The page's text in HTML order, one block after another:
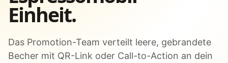
Einheit.
Das Promotion-Team verteilt leere, gebrandete
Becher mit QR-Link oder Call-to-Action an dein